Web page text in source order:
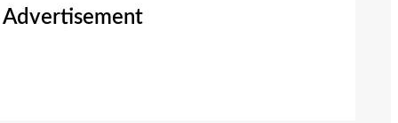
i
s
n
c
Advertisement